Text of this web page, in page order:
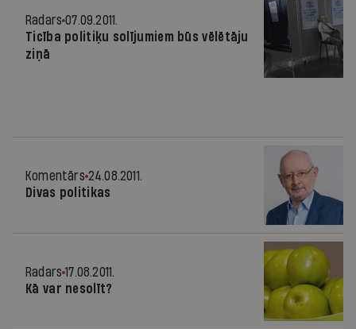
Radars 07.09.2011.
Ticība politiķu solījumiem būs vēlētāju
ziņā
Komentārs 24.08.2011.
Divas politikas
Radars 17.08.2011.
Kā var nesolīt?